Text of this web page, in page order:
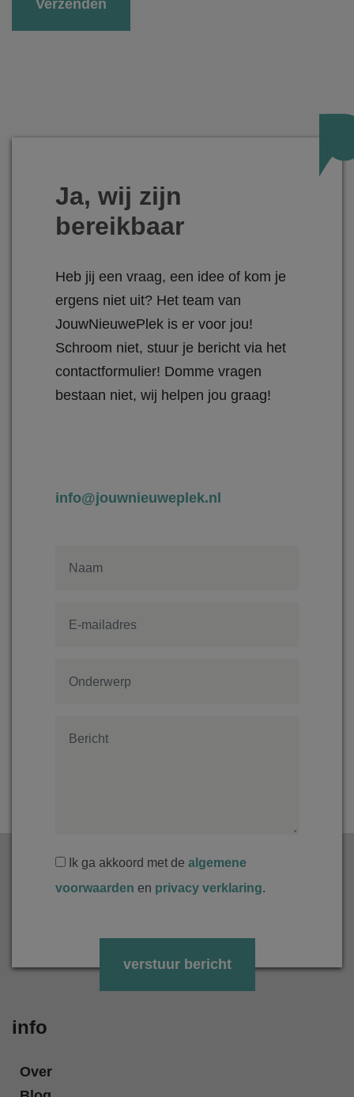
Ja, wij zijn
bereikbaar
Heb jij een vraag, een idee of kom je
ergens niet uit? Het team van
JouwNieuwePlek is er voor jou!
Schroom niet, stuur je bericht via het
contactformulier! Domme vragen
bestaan niet, wij helpen jou graag!
info@jouwnieuweplek.nl
Ik ga akkoord met de algemene
voorwaarden en privacy verklaring.
info
Over